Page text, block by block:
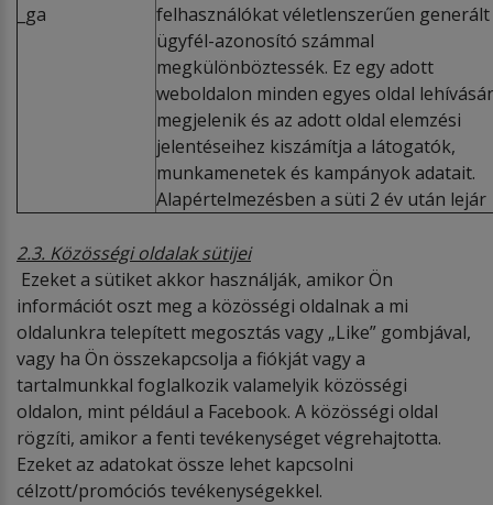
_ga
felhasználókat véletlenszerűen generált
ügyfél-azonosító számmal
megkülönböztessék. Ez egy adott
weboldalon minden egyes oldal
megjelenik és az adott oldal elemzési
jelentéseihez kiszámítja a látogatók,
munkamenetek és kampányok adatait.
Alapértelmezésben a süti 2 év után lejár
2.3. Közösségi oldalak sütijei
Ezeket a sütiket akkor használják, amikor Ön
információt oszt meg a közösségi oldalnak a mi
oldalunkra telepített megosztás vagy „Like” gombjával,
vagy ha Ön összekapcsolja a fiókját vagy a
tartalmunkkal foglalkozik valamelyik közösségi
oldalon, mint például a Facebook. A közösségi oldal
rögzíti, amikor a fenti tevékenységet végrehajtotta.
Ezeket az adatokat össze lehet kapcsolni
célzott/promóciós tevékenységekkel.